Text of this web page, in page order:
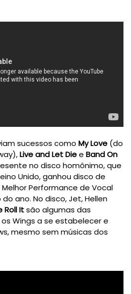
sucessos como My Love (do
Live and Let Diee Band On
no disco homônimo, que
Unido, ganhou disco de
Performance de Vocal
ano. No disco, Jet, Hellen
Roll Itsão algumas das
Wings a se estabelecer e
mesmo sem músicas dos